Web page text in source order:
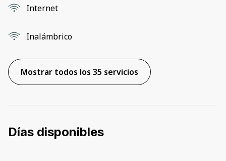
Internet
Inalámbrico
Mostrar todos los 35 servicios
Días disponibles